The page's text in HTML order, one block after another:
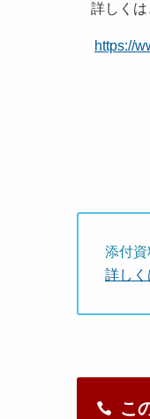
詳しくは
https://
添付資
詳しく
こ